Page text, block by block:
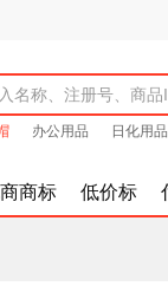
办公用品 日化用品
商标 低价标